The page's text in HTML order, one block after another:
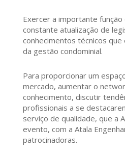
Exercer a importante função
constante atualização de
conhecimentos técnicos
da gestão condominial.
Para proporcionar um
mercado, aumentar o
conhecimento, discutir
profissionais a se
serviço de qualidade, que a
evento, com a Atala
patrocinadoras.